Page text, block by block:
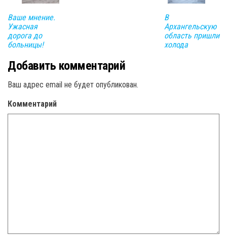
Ваше мнение.
Ужасная
дорога до
больницы!
В
Архангельскую
область пришли
холода
Добавить комментарий
Ваш адрес email не будет опубликован.
Комментарий